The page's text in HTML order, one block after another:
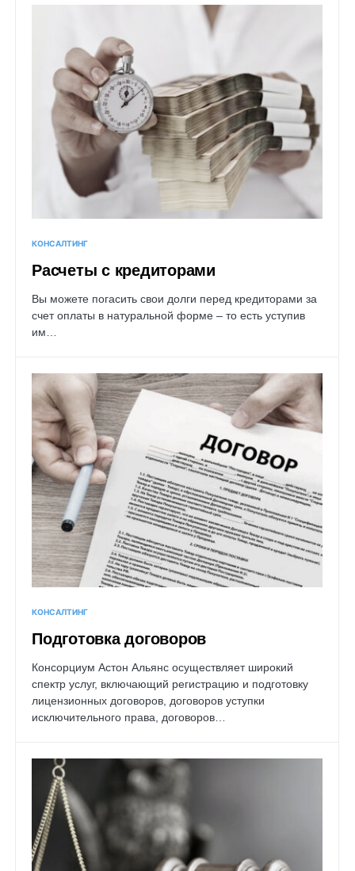
КОНСАЛТИНГ
Расчеты с кредиторами
Вы можете погасить свои долги перед кредиторами за
счет оплаты в натуральной форме – то есть уступив
им…
КОНСАЛТИНГ
Подготовка договоров
Консорциум Астон Альянс осуществляет широкий
спектр услуг, включающий регистрацию и подготовку
лицензионных договоров, договоров уступки
исключительного права, договоров…